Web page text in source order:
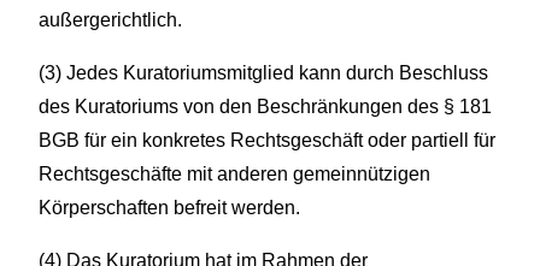
außergerichtlich.
(3) Jedes Kuratoriumsmitglied kann durch Beschluss
des Kuratoriums von den Beschränkungen des § 181
BGB für ein konkretes Rechtsgeschäft oder partiell für
Rechtsgeschäfte mit anderen gemeinnützigen
Körperschaften befreit werden.
(4) Das Kuratorium hat im Rahmen der